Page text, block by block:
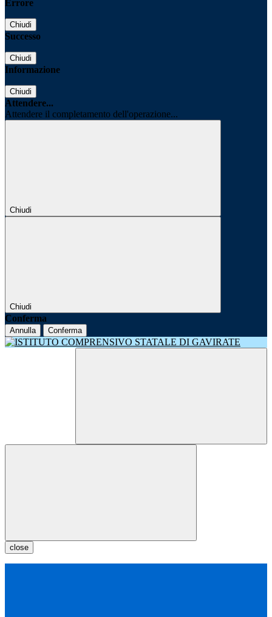
Errore
Chiudi
Successo
Chiudi
Informazione
Chiudi
Attendere...
Attendere il completamento dell'operazione...
Chiudi
Chiudi
Conferma
Annulla Conferma
close